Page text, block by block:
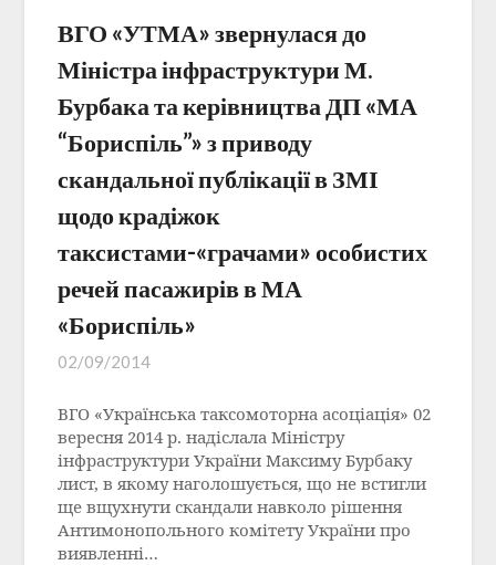
ВГО «УТМА» звернулася до
Міністра інфраструктури М.
Бурбака та керівництва ДП «МА
“Бориспіль”» з приводу
скандальної публікації в ЗМІ
щодо крадіжок
таксистами-«грачами» особистих
речей пасажирів в МА
«Бориспіль»
02/09/2014
ВГО «Українська таксомоторна асоціація» 02
вересня 2014 р. надіслала Міністру
інфраструктури України Максиму Бурбаку
лист, в якому наголошується, що не встигли
ще вщухнути скандали навколо рішення
Антимонопольного комітету України про
виявленні…